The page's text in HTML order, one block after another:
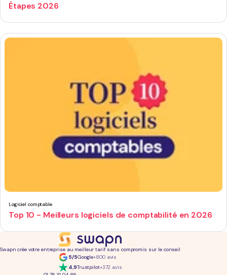
Étapes 2026
Logiciel comptable
Top 10 - Meilleurs logiciels de comptabilité en 2026
Swapn crée votre entreprise au meilleur tarif sans compromis sur le conseil
5/5Google+800 avis
4,9Trustpilot+372 avis